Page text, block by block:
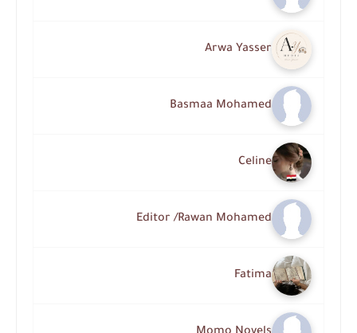
Arwa Yasser
Basmaa Mohamed
Celine
Editor /Rawan Mohamed
Fatima